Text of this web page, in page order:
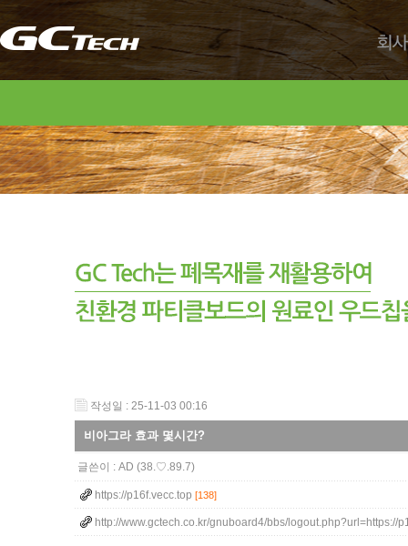
회사
작성일 : 25-11-03 00:16
비아그라 효과 몇시간?
글쓴이 : AD (38.♡.89.7)
https://p16f.vecc.top [138]
http://www.gctech.co.kr/gnuboard4/bbs/logout.php?url=https://